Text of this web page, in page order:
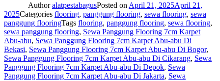
AuthoralatpestabagusPosted on April 21, 2025April 21,
2025Categories flooring, panggung flooring, sewa flooring, sewa
panggung flooringTags flooring, panggung flooring, sewa flooring,
sewa panggung flooring, Sewa Panggung Flooring 7cm Karpet
Abu-abu, Sewa Panggung Flooring 7cm Karpet Abu-abu Di
Bekasi, Sewa Panggung Flooring 7cm Karpet Abu-abu Di Bogor,
Sewa Panggung Flooring 7cm Karpet Abu-abu Di Cikarang, Sewa
Panggung Flooring 7cm Karpet Abu-abu Di Depok, Sewa
Panggung Flooring 7cm Karpet Abu-abu Di Jakarta, Sewa